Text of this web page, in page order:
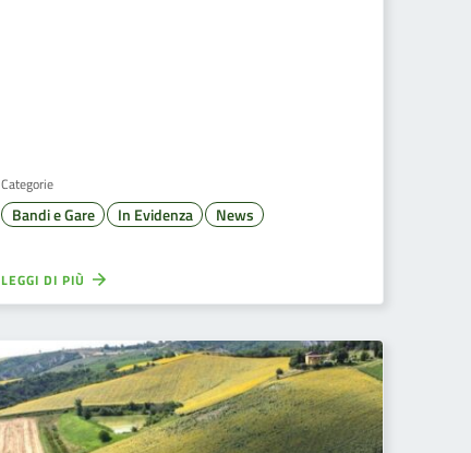
Categorie
Bandi e Gare In Evidenza News
LEGGI DI PIÙ